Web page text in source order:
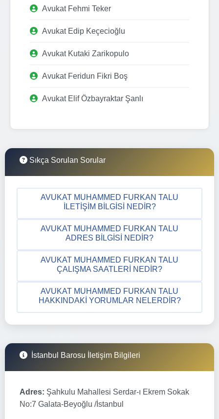
Avukat Fehmi Teker
Avukat Edip Keçecioğlu
Avukat Kutaki Zarikopulo
Avukat Feridun Fikri Boş
Avukat Elif Özbayraktar Şanlı
Sıkça Sorulan Sorular
AVUKAT MUHAMMED FURKAN TALU
İLETIŞIM BILGISI NEDIR?
AVUKAT MUHAMMED FURKAN TALU
ADRES BILGISI NEDIR?
AVUKAT MUHAMMED FURKAN TALU
ÇALIŞMA SAATLERI NEDIR?
AVUKAT MUHAMMED FURKAN TALU
HAKKINDAKI YORUMLAR NELERDIR?
İstanbul Barosu İletişim Bilgileri
Adres: Şahkulu Mahallesi Serdar-ı Ekrem Sokak
No:7 Galata-Beyoğlu /İstanbul